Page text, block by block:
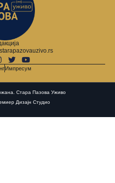
Импресум
Стара Пазова Уживо
Дизајн Студио